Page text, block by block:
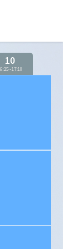
10
-17:10